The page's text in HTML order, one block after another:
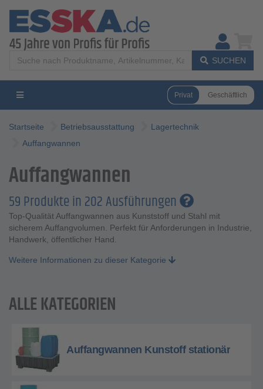
SUCHEN
Privat Geschäftlich
Startseite Betriebsausstattung
Lagertechnik
Auffangwannen
Auffangwannen
59 Produkte in 202 Ausführungen
Top-Qualität Auffangwannen aus Kunststoff und Stahl mit
sicherem Auffangvolumen. Perfekt für Anforderungen in Industrie,
Handwerk, öffentlicher Hand.
Weitere Informationen zu dieser Kategorie
ALLE KATEGORIEN
Auffangwannen Kunstoff stationär